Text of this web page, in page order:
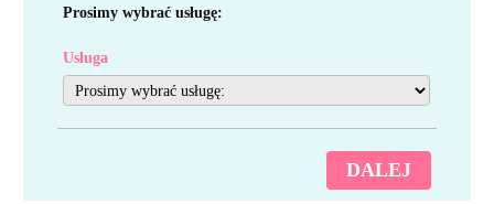
Prosimy wybrać usługę:
Usługa
DALEJ